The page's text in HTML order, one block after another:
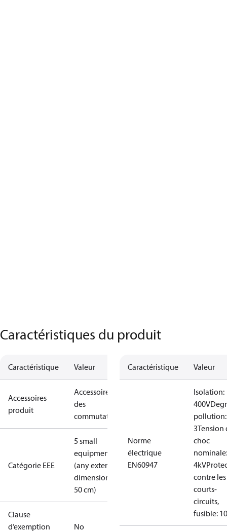
Caractéristiques du produit
Caractéristique Valeur
Accessoires
produit
Accessoires
des
commutateurs
Catégorie EEE
5 small
equipment
(any external
dimension <
50 cm)
Clause
d’exemption
No
Caractéristique Valeur
Norme
électrique
EN60947
Isolation:
400V
pollution:
3Tension
choc
nominale:
4kV
contre les
courts-
circuits,
fusible: